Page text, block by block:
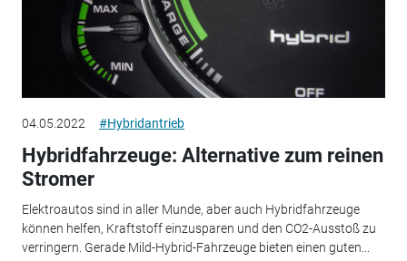
04.05.2022 #Hybridantrieb
Hybridfahrzeuge: Alternative zum reinen
Stromer
Elektroautos sind in aller Munde, aber auch Hybridfahrzeuge
können helfen, Kraftstoff einzusparen und den CO2-Ausstoß zu
verringern. Gerade Mild-Hybrid-Fahrzeuge bieten einen guten...